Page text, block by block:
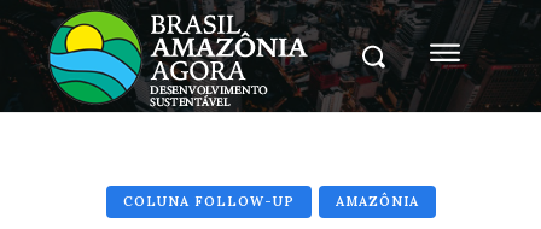
COLUNA FOLLOW-UP AMAZÔNIA